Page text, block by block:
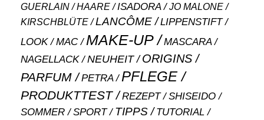
GUERLAIN HAARE ISADORA JO MALONE
KIRSCHBLÜTE LANCÔME LIPPENSTIFT
LOOK MAC MAKE-UP MASCARA
NAGELLACK NEUHEIT ORIGINS
PARFUM PETRA PFLEGE
PRODUKTTEST REZEPT SHISEIDO
SOMMER SPORT TIPPS TUTORIAL